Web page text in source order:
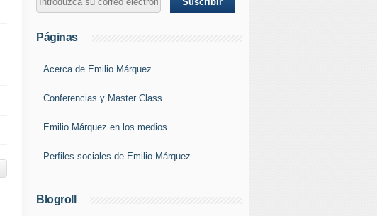
Páginas
Acerca de Emilio Márquez
Conferencias y Master Class
Emilio Márquez en los medios
Perfiles sociales de Emilio Márquez
Blogroll